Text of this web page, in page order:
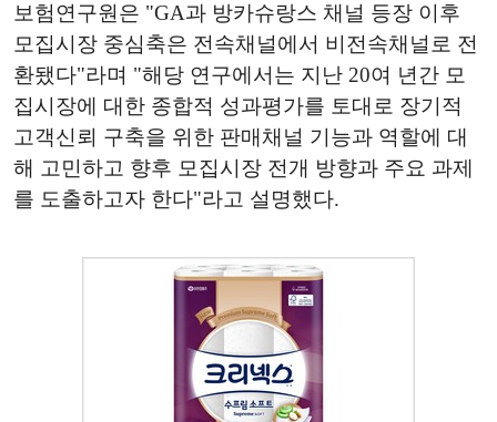
보험연구원은 "GA과 방카슈랑스 채널 등장 이후
모집시장 중심축은 전속채널에서 비전속채널로 전
환됐다"라며 "해당 연구에서는 지난 20여 년간 모
집시장에 대한 종합적 성과평가를 토대로 장기적
고객신뢰 구축을 위한 판매채널 기능과 역할에 대
해 고민하고 향후 모집시장 전개 방향과 주요 과제
를 도출하고자 한다"라고 설명했다.